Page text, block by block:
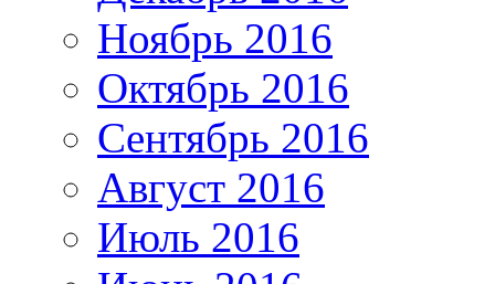
Ноябрь 2016
Октябрь 2016
Сентябрь 2016
Август 2016
Июль 2016